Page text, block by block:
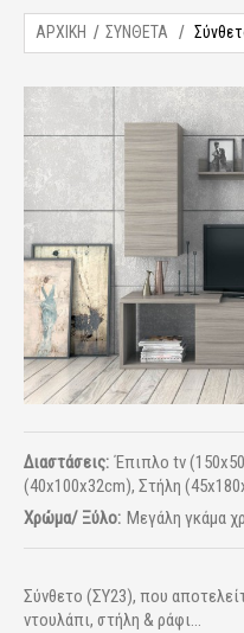
ΑΡΧΙΚΗ ΣΥΝΘΕΤΑ
Διαστάσεις: Έπιπλο tv
(40x100x32cm), Στήλη
Χρώμα/ Ξύλο: Μεγάλη γκάμα
Σύνθετο (ΣΥ23), που
ντουλάπι, στήλη & ράφι...